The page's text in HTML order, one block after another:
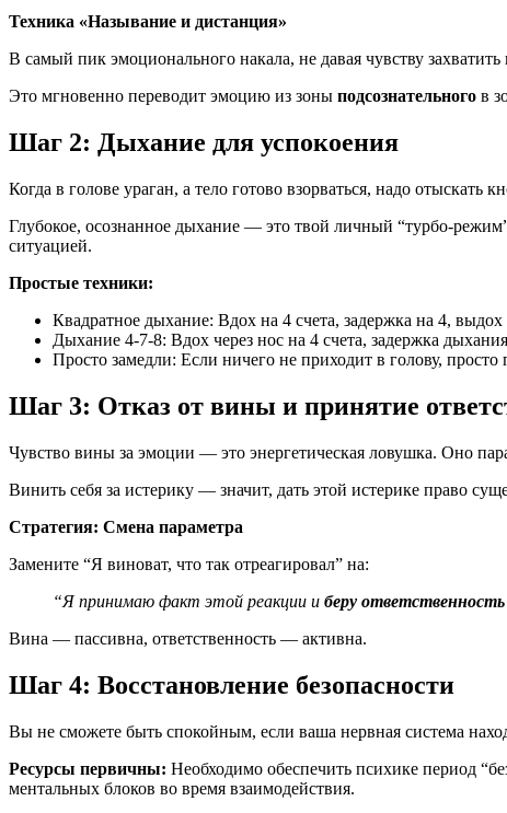
Техника «Называние и дистанция»
В самый пик эмоционального накала, не давая чувству
Это мгновенно переводит эмоцию из зоны подсознательного в
Шаг 2: Дыхание для успокоения
Когда в голове ураган, а тело готово взорваться, надо
Глубокое, осознанное дыхание — это твой личный “турбо-
ситуацией.
Простые техники:
Квадратное дыхание: Вдох на 4 счета, задержка на 4,
Дыхание 4-7-8: Вдох через нос на 4 счета, задержка
Просто замедли: Если ничего не приходит в голову,
Шаг 3: Отказ от вины и принятие
Чувство вины за эмоции — это энергетическая ловушка. Оно
Винить себя за истерику — значит, дать этой истерике право
Стратегия: Смена параметра
Замените “Я виноват, что так отреагировал” на:
“Я принимаю факт этой реакции и беру ответственность
Вина — пассивна, ответственность — активна.
Шаг 4: Восстановление безопасности
Вы не сможете быть спокойным, если ваша нервная система
Ресурсы первичны: Необходимо обеспечить психике период
ментальных блоков во время взаимодействия.